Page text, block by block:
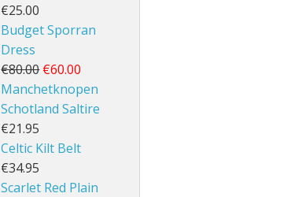
€25.00
Budget Sporran
Dress
€80.00 €60.00
Manchetknopen
Schotland Saltire
€21.95
Celtic Kilt Belt
€34.95
Scarlet Red Plain